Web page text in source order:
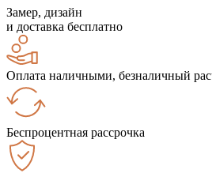
Замер, дизайн
и доставка бесплатно
Оплата наличными, безналичный
Беспроцентная рассрочка